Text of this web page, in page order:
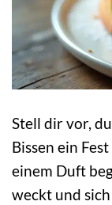
Stell dir vor,
Bissen ein
einem Duft
weckt und